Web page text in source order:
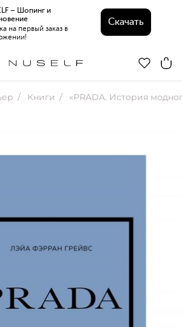
– Шопинг и
на первый заказ в
Скачать
Книги «PRADA. История модного